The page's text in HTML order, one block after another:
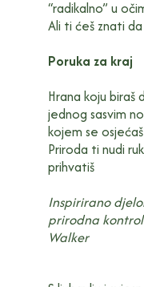
“radikalno” u
Ali ti ćeš znati
Poruka za kraj
Hrana koju
jednog sasvim
kojem se
Priroda ti nudi
prihvatiš
Inspirirano
prirodna
Walker